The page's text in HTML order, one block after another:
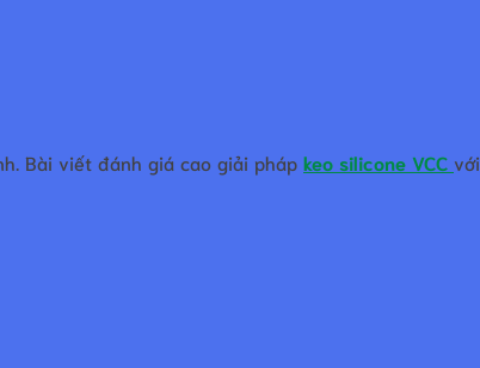
Bài viết đánh giá cao giải phápkeo silicone VCCvới